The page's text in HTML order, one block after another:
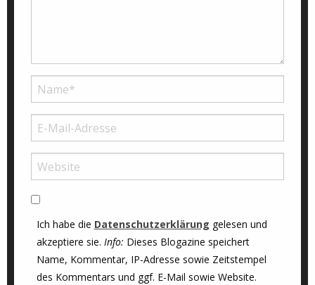
Ich habe die Datenschutzerklärung gelesen und
akzeptiere sie. Info: Dieses Blogazine speichert
Name, Kommentar, IP-Adresse sowie Zeitstempel
des Kommentars und ggf. E-Mail sowie Website.